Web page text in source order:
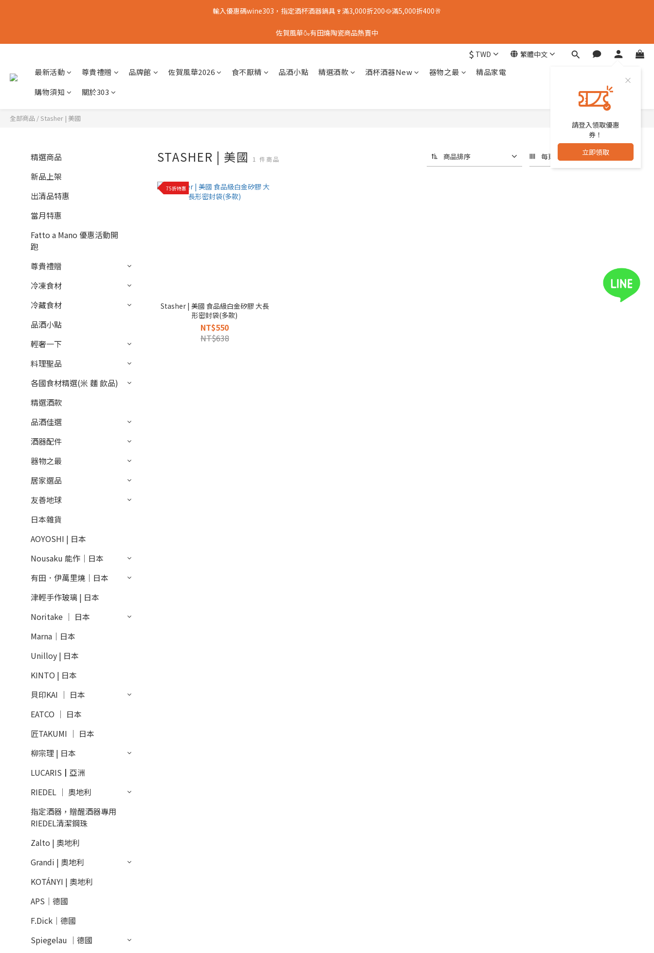
輸入優惠碼wine303，指定酒杯酒器鍋具🍷滿3,000折200🥘滿5,000折400🥂
佐賀風華🍶有田燒陶瓷商品熱賣中
$ TWD 繁體中文
請登入領取優惠
券！
立即領取
最新活動 尊貴禮贈 品牌館 佐賀風華2026 食不厭精 品酒小點 精選酒款 酒杯酒器New 器物之最
精品家電
購物須知
關於303
全部商品 /Stasher | 美國
精選商品
新品上架
出清品特惠
當月特惠
Fatto a Mano 優惠活動開
跑
尊貴禮贈
冷凍食材
冷藏食材
品酒小點
輕奢一下
料理聖品
各國食材精選(米 麵 飲品)
精選酒款
品酒佳選
酒器配件
器物之最
居家選品
友善地球
日本雜貨
AOYOSHI | 日本
Nousaku 能作｜日本
有田．伊萬里燒｜日本
津輕手作玻璃 | 日本
Noritake │ 日本
Marna｜日本
Unilloy | 日本
KINTO | 日本
貝印KAI │ 日本
EATCO │ 日本
匠TAKUMI │ 日本
柳宗理 | 日本
LUCARIS┃亞洲
RIEDEL │ 奧地利
指定酒器，贈醒酒器專用
RIEDEL清潔鋼珠
Zalto | 奧地利
Grandi | 奧地利
KOTÁNYI | 奧地利
APS｜德國
F.Dick｜德國
Spiegelau │德國
STASHER | 美國 1 件商品 商品排序 每頁顯示 48 個
75折特惠
Stasher | 美國 食品級白金矽膠 大長
形密封袋(多款)
NT$550
NT$638